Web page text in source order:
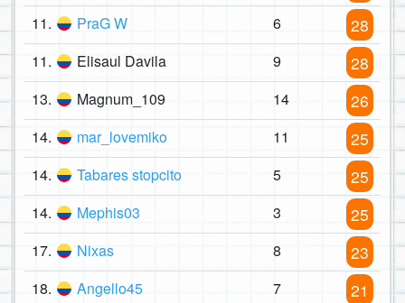
11. PraG W 6 28
11. Elisaul Davila 9 28
13. Magnum_109 14 26
14. mar_lovemiko 11 25
14. Tabares stopcito 5 25
14. Mephis03 3 25
17. Nixas 8 23
18. Angello45 7 21